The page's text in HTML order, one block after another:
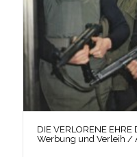
DIE VERLORENE
Werbung und Verleih /